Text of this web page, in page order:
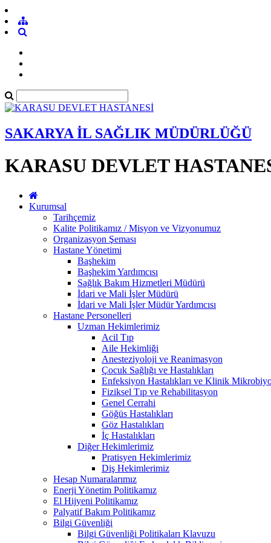
SAKARYA İL SAĞLIK MÜDÜRLÜĞÜ
KARASU DEVLET
Kurumsal
Tarihçemiz
Kalite Politikamız / Misyon ve Vizyonumuz
Organizasyon Şeması
Hastane Yönetimi
Başhekim
Başhekim Yardımcısı
Sağlık Bakım Hizmetleri Müdürü
İdari ve Mali İşler Müdürü
İdari ve Mali İşler Müdür Yardımcısı
Hastane Personelleri
Uzman Hekimlerimiz
Acil Tıp
Aile Hekimliği
Anesteziyoloji ve Reanimasyon
Çocuk Sağlığı ve Hastalıkları
Enfeksiyon Hastalıkları ve Klinik
Fiziksel Tıp ve Rehabilitasyon
Genel Cerrahi
Göğüs Hastalıkları
Göz Hastalıkları
İç Hastalıkları
Diğer Hekimlerimiz
Pratisyen Hekimlerimiz
Diş Hekimlerimiz
Hesap Numaralarımız
Enerji Yönetim Politikamız
El Hijyeni Politikamız
Palyatif Bakım Politikamız
Bilgi Güvenliği
Bilgi Güvenliği Politikaları Klavuzu